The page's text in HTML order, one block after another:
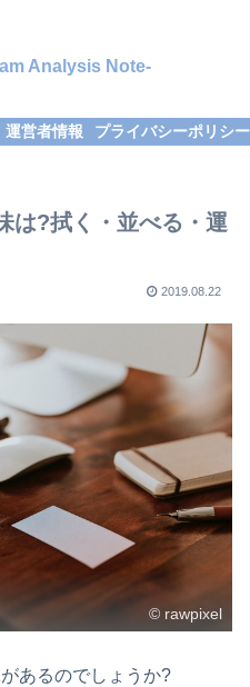
Analysis Note-
運営者情報 プライバシーポリシー
は?拭く・並べる・運
2019.08.22
© rawpixel
あるのでしょうか?